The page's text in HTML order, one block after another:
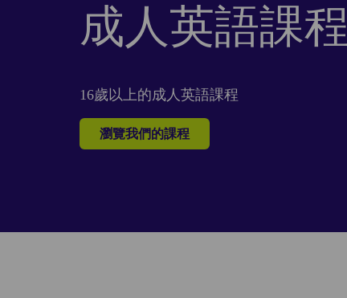
成人英語課程
16歲以上的成人英語課程
瀏覽我們的課程